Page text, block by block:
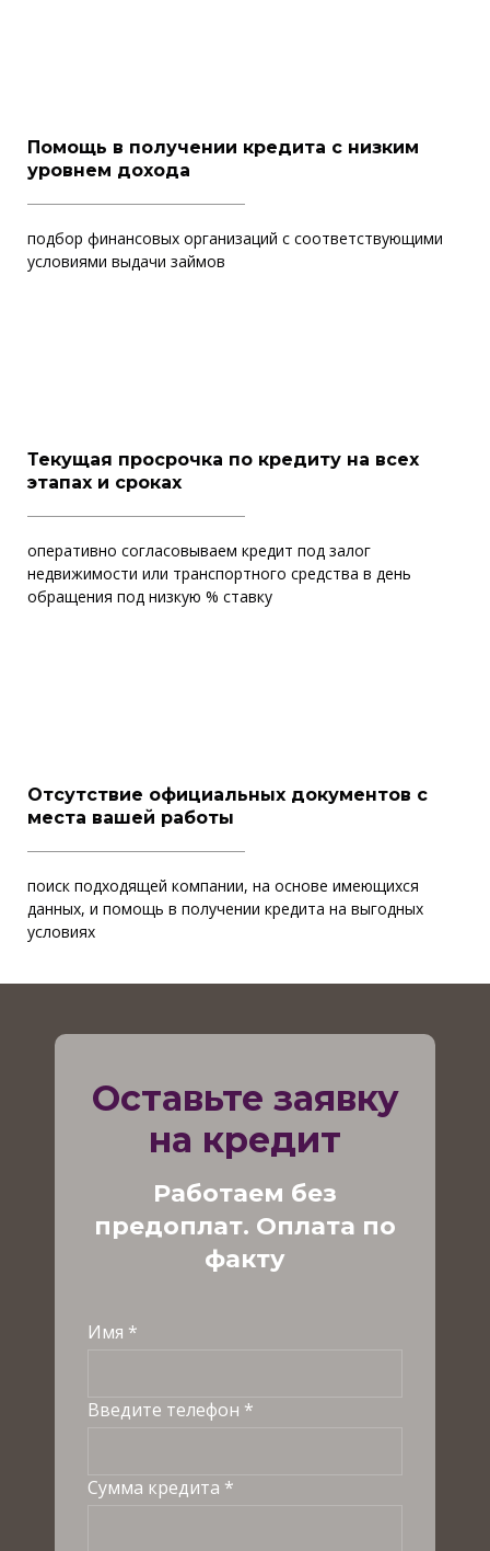
Помощь в получении кредита с низким
уровнем дохода
подбор финансовых организаций с соответствующими
условиями выдачи займов
Текущая просрочка по кредиту на всех
этапах и сроках
оперативно согласовываем кредит под залог
недвижимости или транспортного средства в день
обращения под низкую % ставку
Отсутствие официальных документов с
места вашей работы
поиск подходящей компании, на основе имеющихся
данных, и помощь в получении кредита на выгодных
условиях
Оставьте заявку
на кредит
Работаем без
предоплат. Оплата по
факту
Имя *
Введите телефон *
Сумма кредита *